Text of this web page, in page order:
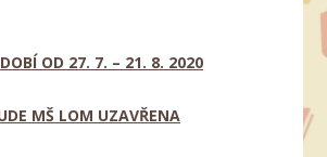
OD 27. 7. – 21. 8. 2020
MŠ LOM UZAVŘENA